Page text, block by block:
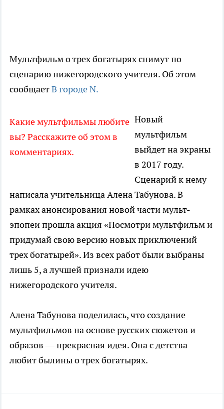
Мультфильм о трех богатырях снимут по
сценарию нижегородского учителя. Об этом
сообщаетВ городе N.
Какие мультфильмы любите
вы? Расскажите об этом в
комментариях.
Новый
мультфильм
выйдет на экраны
в 2017 году.
Сценарий к нему
написала учительница Алена Табунова. В
рамках анонсирования новой части мульт-
эпопеи прошла акция «Посмотри мультфильм и
придумай свою версию новых приключений
трех богатырей». Из всех работ были выбраны
лишь 5, а лучшей признали идею
нижегородского учителя.
Алена Табунова поделилась, что создание
мультфильмов на основе русских сюжетов и
образов — прекрасная идея. Она с детства
любит былины о трех богатырях.